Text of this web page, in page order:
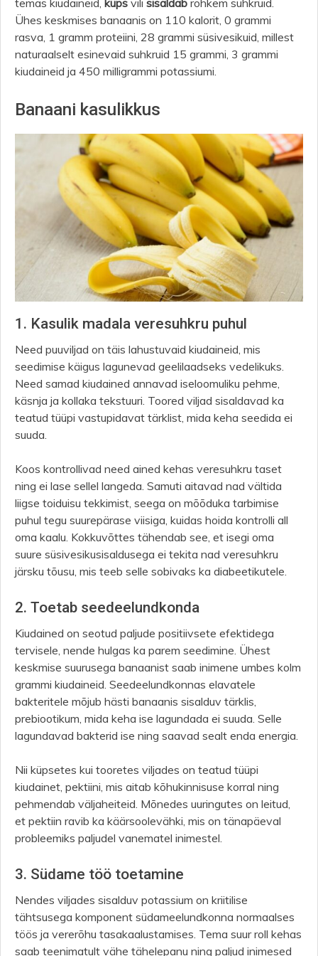
Ühes keskmises banaanis on 110 kalorit, 0 grammi
rasva, 1 gramm proteiini, 28 grammi süsivesikuid, millest
naturaalselt esinevaid suhkruid 15 grammi, 3 grammi
kiudaineid ja 450 milligrammi potassiumi.
Banaani kasulikkus
1. Kasulik madala veresuhkru puhul
Need puuviljad on täis lahustuvaid kiudaineid, mis
seedimise käigus lagunevad geelilaadseks vedelikuks.
Need samad kiudained annavad iseloomuliku pehme,
käsnja ja kollaka tekstuuri. Toored viljad sisaldavad ka
teatud tüüpi vastupidavat tärklist, mida keha seedida ei
suuda.
Koos kontrollivad need ained kehas veresuhkru taset
ning ei lase sellel langeda. Samuti aitavad nad vältida
liigse toiduisu tekkimist, seega on mõõduka tarbimise
puhul tegu suurepärase viisiga, kuidas hoida kontrolli all
oma kaalu. Kokkuvõttes tähendab see, et isegi oma
suure süsivesikusisaldusega ei tekita nad veresuhkru
järsku tõusu, mis teeb selle sobivaks ka diabeetikutele.
2. Toetab seedeelundkonda
Kiudained on seotud paljude positiivsete efektidega
tervisele, nende hulgas ka parem seedimine. Ühest
keskmise suurusega banaanist saab inimene umbes kolm
grammi kiudaineid. Seedeelundkonnas elavatele
bakteritele mõjub hästi banaanis sisalduv tärklis,
prebiootikum, mida keha ise lagundada ei suuda. Selle
lagundavad bakterid ise ning saavad sealt enda energia.
Nii küpsetes kui tooretes viljades on teatud tüüpi
kiudainet, pektiini, mis aitab kõhukinnisuse korral ning
pehmendab väljaheiteid. Mõnedes uuringutes on leitud,
et pektiin ravib ka käärsoolevähki, mis on tänapäeval
probleemiks paljudel vanematel inimestel.
3. Südame töö toetamine
Nendes viljades sisalduv potassium on kriitilise
tähtsusega komponent südameelundkonna normaalses
töös ja vererõhu tasakaalustamises. Tema suur roll kehas
saab teenimatult vähe tähelepanu ning paljud inimesed